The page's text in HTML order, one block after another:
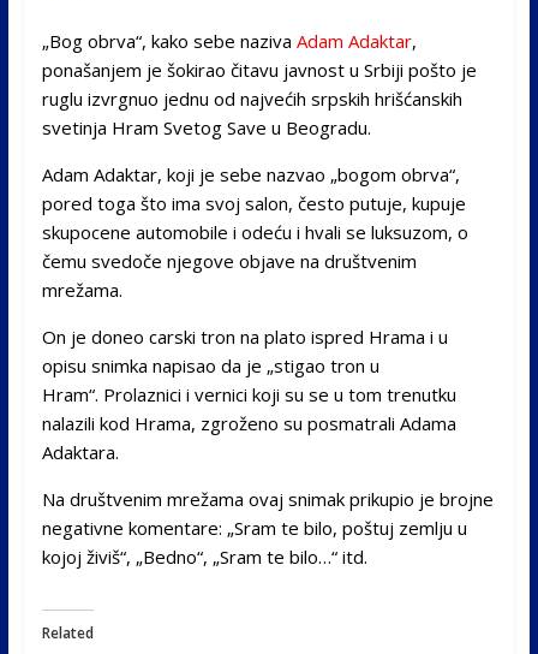
„Bog obrva“, kako sebe naziva Adam Adaktar,
ponašanjem je šokirao čitavu javnost u Srbiji pošto je
ruglu izvrgnuo jednu od najvećih srpskih hrišćanskih
svetinja Hram Svetog Save u Beogradu.
Adam Adaktar, koji je sebe nazvao „bogom obrva“,
pored toga što ima svoj salon, često putuje, kupuje
skupocene automobile i odeću i hvali se luksuzom, o
čemu svedoče njegove objave na društvenim
mrežama.
On je doneo carski tron na plato ispred Hrama i u
opisu snimka napisao da je „stigao tron u
Hram“. Prolaznici i vernici koji su se u tom trenutku
nalazili kod Hrama, zgroženo su posmatrali Adama
Adaktara.
Na društvenim mrežama ovaj snimak prikupio je brojne
negativne komentare: „Sram te bilo, poštuj zemlju u
kojoj živiš“, „Bedno“, „Sram te bilo…“ itd.
Related